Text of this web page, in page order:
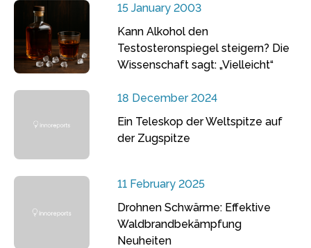
15 January 2003
Kann Alkohol den
Testosteronspiegel steigern? Die
Wissenschaft sagt: „Vielleicht“
18 December 2024
Ein Teleskop der Weltspitze auf
der Zugspitze
11 February 2025
Drohnen Schwärme: Effektive
Waldbrandbekämpfung
Neuheiten